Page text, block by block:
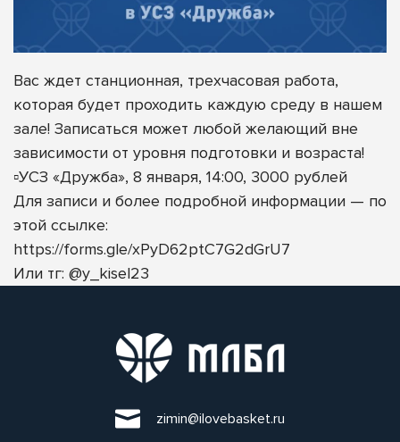
Вас ждет станционная, трехчасовая работа,
которая будет проходить каждую среду в нашем
зале! Записаться может любой желающий вне
зависимости от уровня подготовки и возраста!
▫️УСЗ «Дружба», 8 января, 14:00, 3000 рублей
Для записи и более подробной информации — по
этой ссылке:
https://forms.gle/xPyD62ptC7G2dGrU7
Или тг: @y_kisel23
zimin@ilovebasket.ru